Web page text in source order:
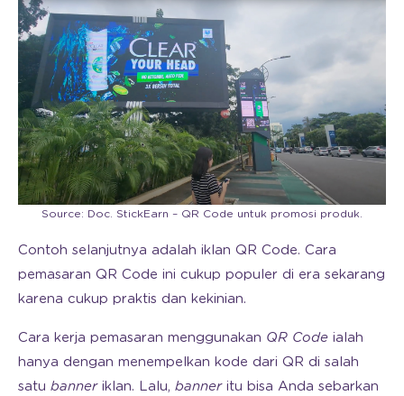
Source: Doc. StickEarn – QR Code untuk promosi produk.
Contoh selanjutnya adalah iklan QR Code. Cara
pemasaran QR Code ini cukup populer di era sekarang
karena cukup praktis dan kekinian.
Cara kerja pemasaran menggunakan QR Code ialah
hanya dengan menempelkan kode dari QR di salah
satu banneriklan. Lalu, banneritu bisa Anda sebarkan